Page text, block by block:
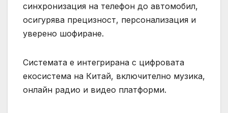
синхронизация на телефон до автомобил,
осигурява прецизност, персонализация и
уверено шофиране.
Системата е интегрирана с цифровата
екосистема на Китай, включително музика,
онлайн радио и видео платформи.